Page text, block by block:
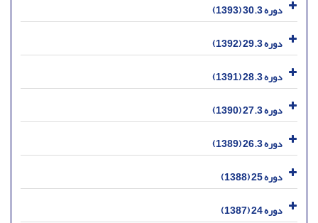
دوره 30.3 (1393)
دوره 29.3 (1392)
دوره 28.3 (1391)
دوره 27.3 (1390)
دوره 26.3 (1389)
دوره 25 (1388)
دوره 24 (1387)